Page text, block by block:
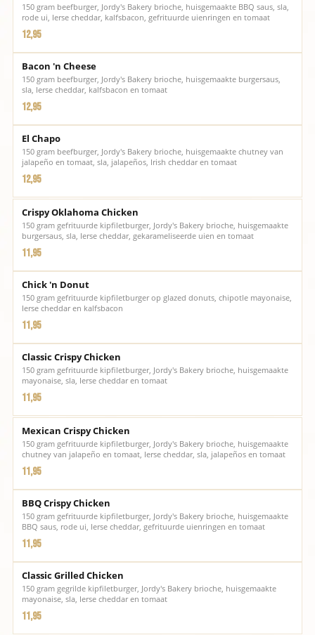
150 gram beefburger, Jordy's Bakery brioche, huisgemaakte BBQ saus, sla,
rode ui, Ierse cheddar, kalfsbacon, gefrituurde uienringen en tomaat
12,95
Bacon 'n Cheese
150 gram beefburger, Jordy's Bakery brioche, huisgemaakte burgersaus,
sla, Ierse cheddar, kalfsbacon en tomaat
12,95
El Chapo
150 gram beefburger, Jordy's Bakery brioche, huisgemaakte chutney van
jalapeño en tomaat, sla, jalapeños, Irish cheddar en tomaat
12,95
Crispy Oklahoma Chicken
150 gram gefrituurde kipfiletburger, Jordy's Bakery brioche, huisgemaakte
burgersaus, sla, Ierse cheddar, gekarameliseerde uien en tomaat
11,95
Chick 'n Donut
150 gram gefrituurde kipfiletburger op glazed donuts, chipotle mayonaise,
Ierse cheddar en kalfsbacon
11,95
Classic Crispy Chicken
150 gram gefrituurde kipfiletburger, Jordy's Bakery brioche, huisgemaakte
mayonaise, sla, Ierse cheddar en tomaat
11,95
Mexican Crispy Chicken
150 gram gefrituurde kipfiletburger, Jordy's Bakery brioche, huisgemaakte
chutney van jalapeño en tomaat, Ierse cheddar, sla, jalapeños en tomaat
11,95
BBQ Crispy Chicken
150 gram gefrituurde kipfiletburger, Jordy's Bakery brioche, huisgemaakte
BBQ saus, rode ui, Ierse cheddar, gefrituurde uienringen en tomaat
11,95
Classic Grilled Chicken
150 gram gegrilde kipfiletburger, Jordy's Bakery brioche, huisgemaakte
mayonaise, sla, Ierse cheddar en tomaat
11,95